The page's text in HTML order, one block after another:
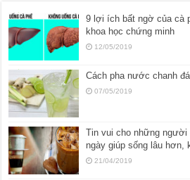
9 lợi ích bất ngờ của cà
khoa học chứng minh
12/05/2019
Cách pha nước chanh
07/05/2019
Tin vui cho những người
ngày giúp sống lâu hơn,
21/04/2019